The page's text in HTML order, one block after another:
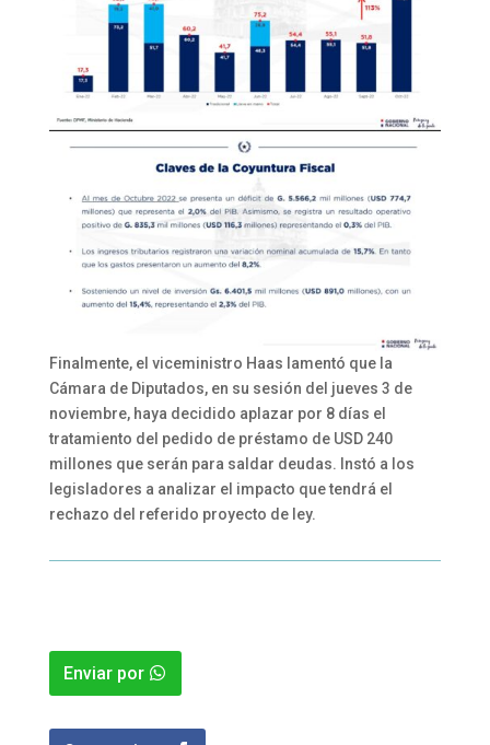
Finalmente, el viceministro Haas lamentó que la
Cámara de Diputados, en su sesión del jueves 3 de
noviembre, haya decidido aplazar por 8 días el
tratamiento del pedido de préstamo de USD 240
millones que serán para saldar deudas. Instó a los
legisladores a analizar el impacto que tendrá el
rechazo del referido proyecto de ley.
Enviar por